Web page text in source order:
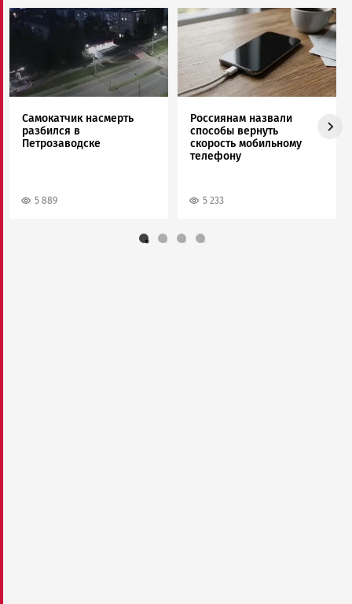
Image
Самокатчик насмерть
разбился в
Петрозаводске
5 889
Image
Россиянам назвали
способы вернуть
скорость мобильному
телефону
5 233